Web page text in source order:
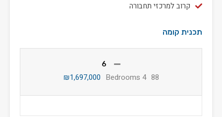
קרוב למרכזי תחבורה
תכנית קומה
6
88
4 Bedrooms
₪1,697,000